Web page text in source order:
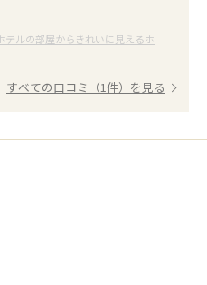
テルの部屋からきれいに見えるホ
すべての口コミ（1件）を見る